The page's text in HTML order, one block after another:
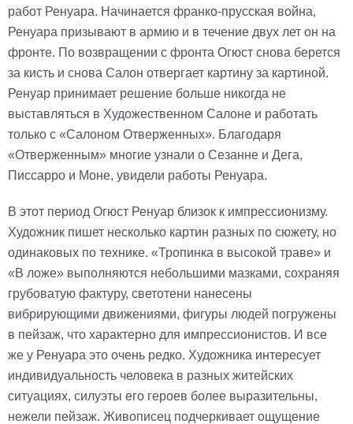
работ Ренуара. Начинается франко-прусская война,
Ренуара призывают в армию и в течение двух лет он на
фронте. По возвращении с фронта Огюст снова берется
за кисть и снова Салон отвергает картину за картиной.
Ренуар принимает решение больше никогда не
выставляться в Художественном Салоне и работать
только с «Салоном Отверженных». Благодаря
«Отверженным» многие узнали о Сезанне и Дега,
Писсарро и Моне, увидели работы Ренуара.
В этот период Огюст Ренуар близок к импрессионизму.
Художник пишет несколько картин разных по сюжету, но
одинаковых по технике. «Тропинка в высокой траве» и
«В ложе» выполняются небольшими мазками, сохраняя
грубоватую фактуру, светотени нанесены
вибрирующими движениями, фигуры людей погружены
в пейзаж, что характерно для импрессионистов. И все
же у Ренуара это очень редко. Художника интересует
индивидуальность человека в разных житейских
ситуациях, силуэты его героев более выразительны,
нежели пейзаж. Живописец подчеркивает ощущение